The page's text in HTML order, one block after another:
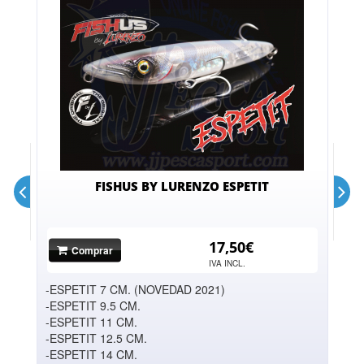
FISHUS BY LURENZO ESPETIT
Comprar 17,50€
IVA INCL.
-ESPETIT 7 CM. (NOVEDAD 2021)
-ESPETIT 9.5 CM.
-ESPETIT 11 CM.
-ESPETIT 12.5 CM.
-ESPETIT 14 CM.